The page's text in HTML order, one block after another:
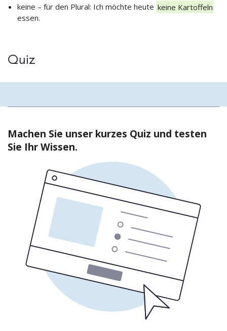
keine – für den Plural: Ich möchte heute keine Kartoffeln
essen.
Quiz